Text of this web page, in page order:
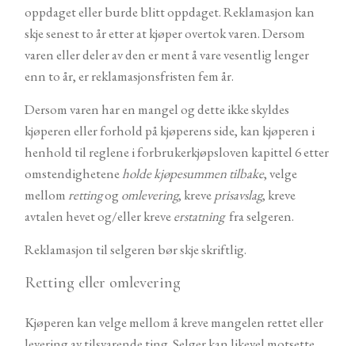
oppdaget eller burde blitt oppdaget. Reklamasjon kan
skje senest to år etter at kjøper overtok varen. Dersom
varen eller deler av den er ment å vare vesentlig lenger
enn to år, er reklamasjonsfristen fem år.
Dersom varen har en mangel og dette ikke skyldes
kjøperen eller forhold på kjøperens side, kan kjøperen i
henhold til reglene i forbrukerkjøpsloven kapittel 6 etter
omstendigheteneholde kjøpesummen tilbake, velge
mellom rettingogomlevering, kreveprisavslag, kreve
avtalen hevet og/eller kreveerstatning fra selgeren.
Reklamasjon til selgeren bør skje skriftlig.
Retting eller omlevering
Kjøperen kan velge mellom å kreve mangelen rettet eller